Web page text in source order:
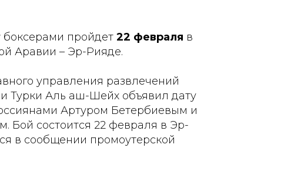
пройдет 22 февраля в
Аравии – Эр-Рияде.
управления развлечений
Турки Аль аш-Шейх объявил дату
Артуром Бетербиевым и
Бой состоится 22 февраля в Эр-
в сообщении промоутерской